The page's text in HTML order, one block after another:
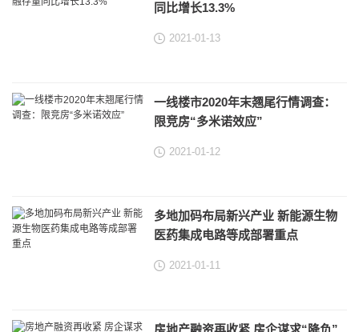
同比增长13.3%
2021-01-13
一线楼市2020年末翘尾行情调查：
限竞房“多米诺效应”
2021-01-12
多地加码布局新兴产业 新能源生物
医药集成电路等成部署重点
2021-01-11
房地产融资再收紧 房企谋求“降负”